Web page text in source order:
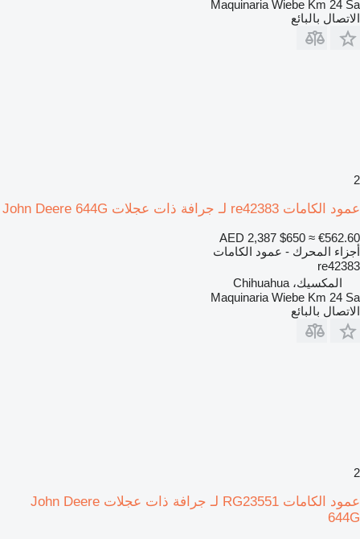
Maquinaria Wiebe Km 24 Sa
الاتصال بالبائع
2
عمود الكامات re42383 لـ جرافة ذات عجلات John Deere 644G
AED 2,387 $650 ≈ €562.60
أجزاء المحرك - عمود الكامات
re42383
المكسيك، Chihuahua
Maquinaria Wiebe Km 24 Sa
الاتصال بالبائع
2
عمود الكامات RG23551 لـ جرافة ذات عجلات John Deere
644G